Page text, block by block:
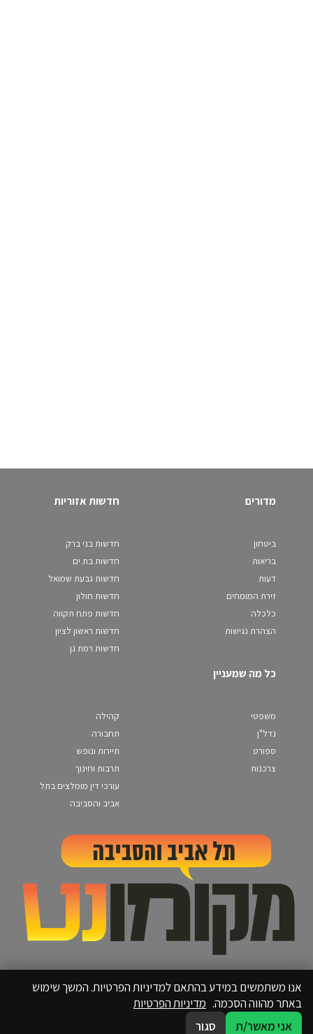
מדורים
ביטחון
בריאות
דעות
זירת המומחים
כלכלה
הצהרת נגישות
חדשות אזוריות
חדשות בני ברק
חדשות בת ים
חדשות גבעת שמואל
חדשות חולון
חדשות פתח תקווה
חדשות ראשון לציון
חדשות רמת גן
כל מה שמעניין
משפטי
נדל"ן
ספורט
צרכנות
קהילה
תחבורה
תיירות ונופש
תרבות וחינוך
עורכי דין מומלצים בתל
אביב והסביבה
אנו משתמשים במידע בהתאם למדיניות הפרטיות. המשך שימוש
באתר מהווה הסכמה. מדיניות הפרטיות
אני מאשר/ת
סגור